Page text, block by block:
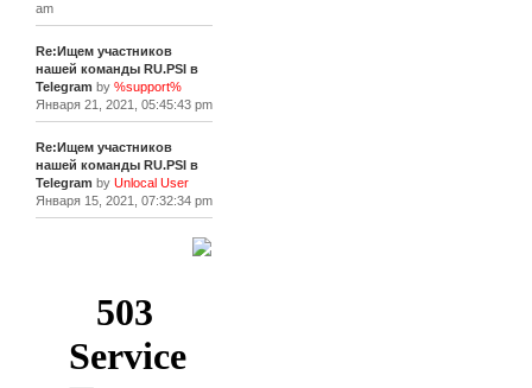
am
Re:Ищем участников
нашей команды RU.PSI в
Telegram by %support%
Января 21, 2021, 05:45:43 pm
Re:Ищем участников
нашей команды RU.PSI в
Telegram by Unlocal User
Января 15, 2021, 07:32:34 pm